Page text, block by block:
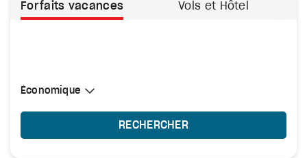
Forfaits vacances Vols et Hôtel
Sélectionner une cabine
Économique
Économique
RECHERCHER